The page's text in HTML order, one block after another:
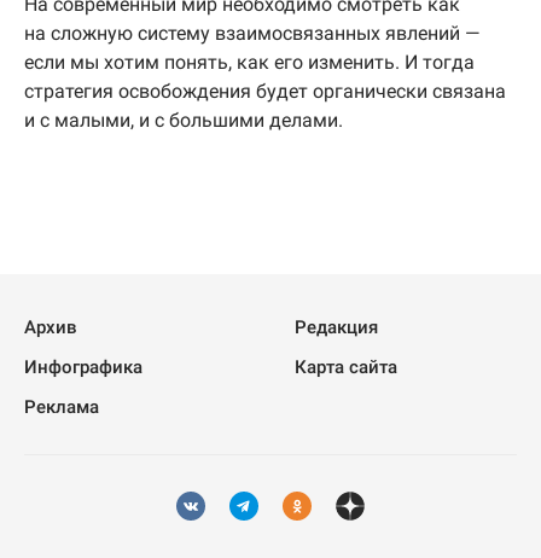
на сложную систему взаимосвязанных явлений —
если мы хотим понять, как его изменить. И тогда
стратегия освобождения будет органически связана
и с малыми, и с большими делами.
Архив
Редакция
Инфографика
Карта сайта
Реклама